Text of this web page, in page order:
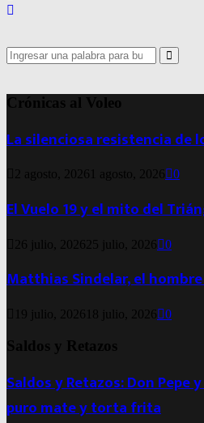
Search
for:
Search
Crónicas al Voleo
La silenciosa resistencia de
2 agosto, 2026 1 agosto, 2026 0
El Vuelo 19 y el mito del
26 julio, 2026 25 julio, 2026 0
Matthias Sindelar, el
19 julio, 2026 18 julio, 2026 0
Saldos y Retazos
Saldos y Retazos: Don Pepe
puro mate y torta frita